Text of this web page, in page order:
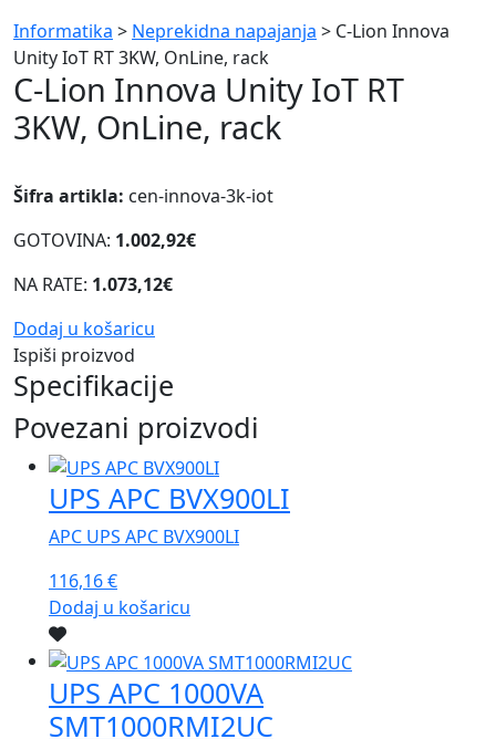
Informatika > Neprekidna napajanja > C-Lion Innova
Unity IoT RT 3KW, OnLine, rack
C-Lion Innova Unity IoT RT
3KW, OnLine, rack
Šifra artikla: cen-innova-3k-iot
GOTOVINA: 1.002,92€
NA RATE: 1.073,12€
Dodaj u košaricu
Ispiši proizvod
Specifikacije
Povezani proizvodi
UPS APC BVX900LI
APC UPS APC BVX900LI
116,16€
Dodaj u košaricu
UPS APC 1000VA
SMT1000RMI2UC